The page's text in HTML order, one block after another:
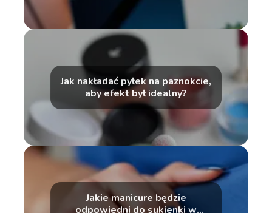
Jak nakładać pyłek na paznokcie,
aby efekt był idealny?
Jakie manicure będzie
odpowiedni do sukienki w